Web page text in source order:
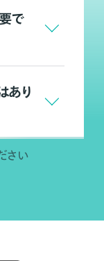
で
あり
さい